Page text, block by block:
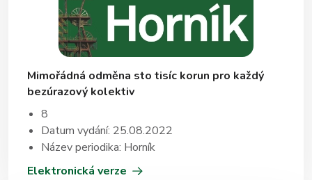
Mimořádná odměna sto tisíc korun pro každý
bezúrazový kolektiv
8
Datum vydání: 25.08.2022
Název periodika: Horník
Elektronická verze